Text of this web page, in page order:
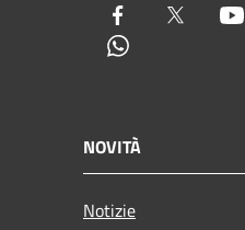
Facebook Twitter
NOVITÀ
Notizie